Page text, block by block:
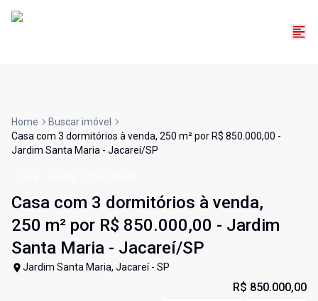
Home
Buscar imóvel
Casa com 3 dormitórios à venda, 250 m² por R$ 850.000,00 -
Jardim Santa Maria - Jacareí/SP
Casa com 3 dormitórios à venda,
250 m² por R$ 850.000,00 - Jardim
Santa Maria - Jacareí/SP
Jardim Santa Maria, Jacareí - SP
R$ 850.000,00